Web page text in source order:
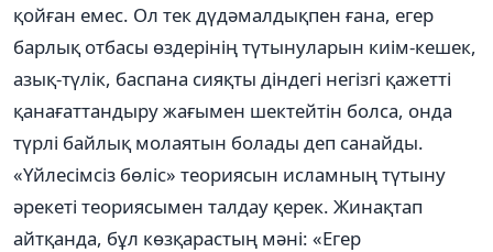
қойған емес. Ол тек дүдәмалдықпен ғана, егер
барлық отбасы өздерінің түтынуларын киім-кешек,
азық-түлік, баспана сияқты діндегі негізгі қажетті
қанағаттандыру жағымен шектейтін болса, онда
түрлі байлық молаятын болады деп санайды.
«Үйлесімсіз бөліс» теориясын исламның түтыну
әрекеті теориясымен талдау қерек. Жинақтап
айтқанда, бұл көзқарастың мәні: «Егер